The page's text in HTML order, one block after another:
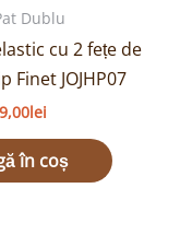
Dublu
cu 2 fețe de
Finet JOJHP07
lei
în coș